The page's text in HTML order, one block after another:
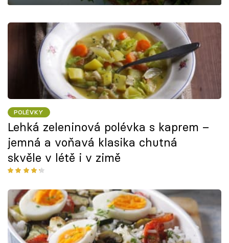
Přihlášení
Sledujte nás
POLÉVKY
Lehká zeleninová polévka s kaprem –
jemná a voňavá klasika chutná
skvěle v létě i v zimě